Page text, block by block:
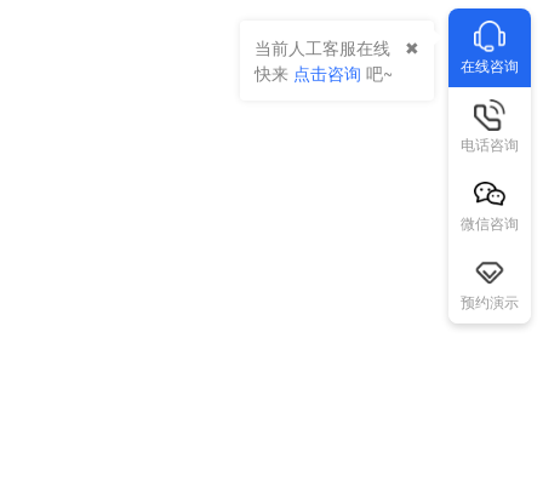
在线咨询
当前人工客服在线
快来 点击咨询 吧~
电话咨询
微信咨询
预约演示